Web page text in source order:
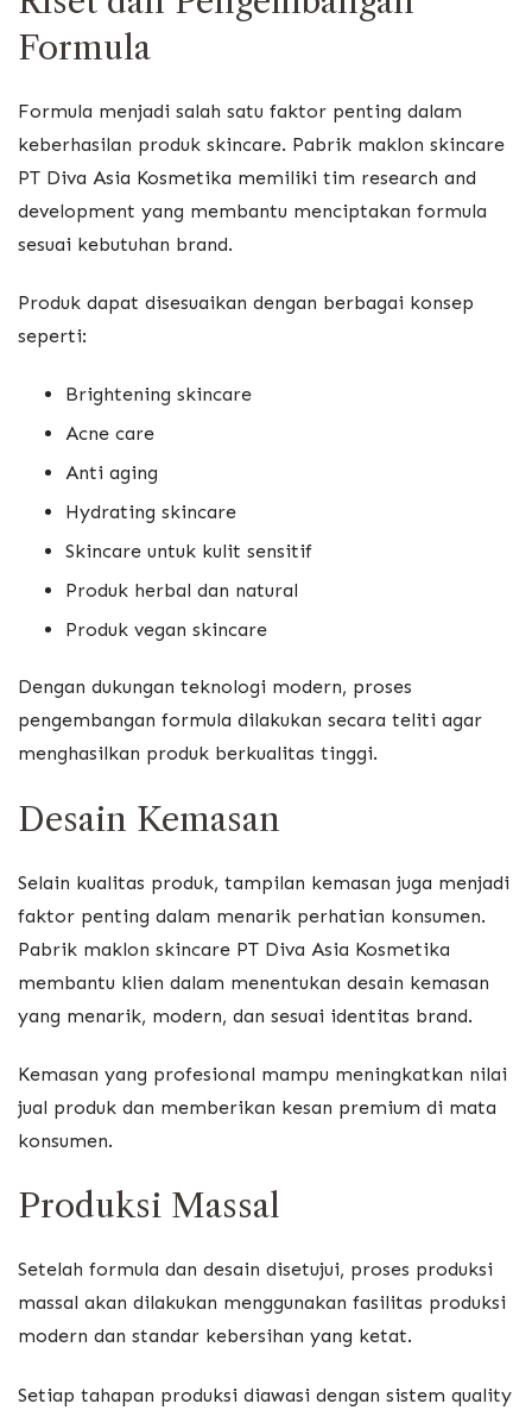
Formula
Formula menjadi salah satu faktor penting dalam
keberhasilan produk skincare. Pabrik maklon skincare
PT Diva Asia Kosmetika memiliki tim research and
development yang membantu menciptakan formula
sesuai kebutuhan brand.
Produk dapat disesuaikan dengan berbagai konsep
seperti:
Brightening skincare
Acne care
Anti aging
Hydrating skincare
Skincare untuk kulit sensitif
Produk herbal dan natural
Produk vegan skincare
Dengan dukungan teknologi modern, proses
pengembangan formula dilakukan secara teliti agar
menghasilkan produk berkualitas tinggi.
Desain Kemasan
Selain kualitas produk, tampilan kemasan juga menjadi
faktor penting dalam menarik perhatian konsumen.
Pabrik maklon skincare PT Diva Asia Kosmetika
membantu klien dalam menentukan desain kemasan
yang menarik, modern, dan sesuai identitas brand.
Kemasan yang profesional mampu meningkatkan nilai
jual produk dan memberikan kesan premium di mata
konsumen.
Produksi Massal
Setelah formula dan desain disetujui, proses produksi
massal akan dilakukan menggunakan fasilitas produksi
modern dan standar kebersihan yang ketat.
Setiap tahapan produksi diawasi dengan sistem quality